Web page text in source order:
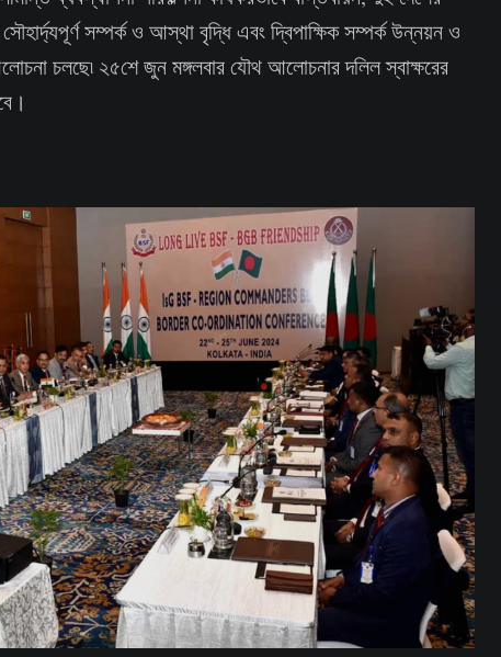
সৌহার্দ্যপূর্ণ সম্পর্ক ও আস্থা বৃদ্ধি এবং দ্বিপাক্ষিক সম্পর্ক উন্নয়ন ও
চলছে৷ ২৫শে জুন মঙ্গলবার যৌথ আলোচনার দলিল স্বাক্ষরের